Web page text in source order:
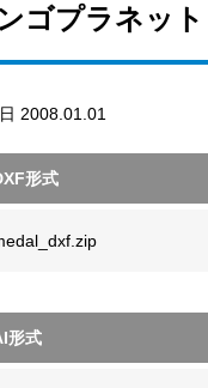
ゴプラネット
2008.01.01
形式
形式